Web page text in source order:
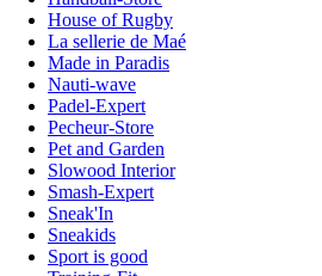
House of Rugby
La sellerie de Maé
Made in Paradis
Nauti-wave
Padel-Expert
Pecheur-Store
Pet and Garden
Slowood Interior
Smash-Expert
Sneak'In
Sneakids
Sport is good